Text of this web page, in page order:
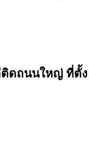
ดถนนใหญ่ ที่ตั้